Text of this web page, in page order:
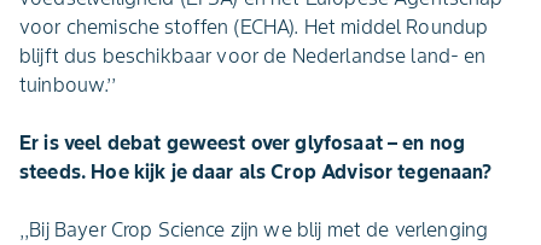
voor chemische stoffen (ECHA). Het middel Roundup
blijft dus beschikbaar voor de Nederlandse land- en
tuinbouw.’’
Er is veel debat geweest over glyfosaat – en nog
steeds. Hoe kijk je daar als Crop Advisor tegenaan?
,,Bij Bayer Crop Science zijn we blij met de verlenging